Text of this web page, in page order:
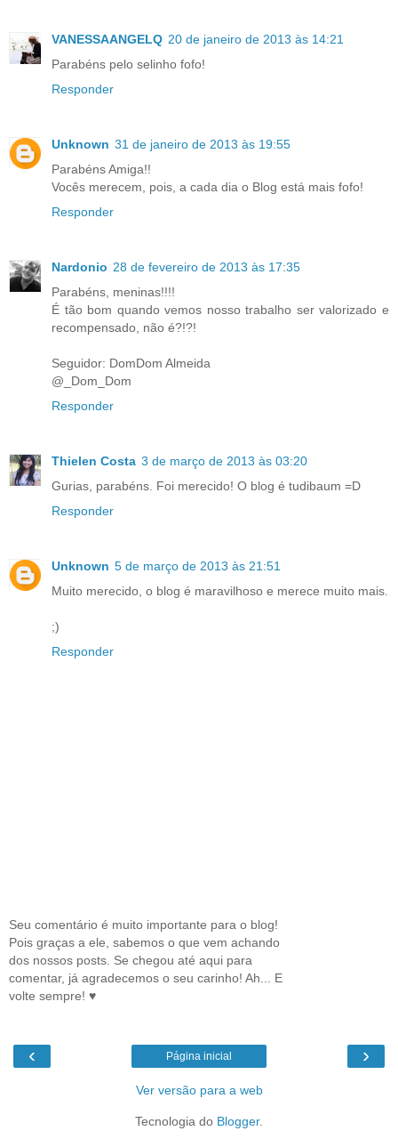
VANESSAANGELQ 20 de janeiro de 2013 às 14:21
Parabéns pelo selinho fofo!
Responder
Unknown 31 de janeiro de 2013 às 19:55
Parabéns Amiga!!
Vocês merecem, pois, a cada dia o Blog está mais fofo!
Responder
Nardonio 28 de fevereiro de 2013 às 17:35
Parabéns, meninas!!!!
É tão bom quando vemos nosso trabalho ser valorizado e
recompensado, não é?!?!
Seguidor: DomDom Almeida
@_Dom_Dom
Responder
Thielen Costa 3 de março de 2013 às 03:20
Gurias, parabéns. Foi merecido! O blog é tudibaum =D
Responder
Unknown 5 de março de 2013 às 21:51
Muito merecido, o blog é maravilhoso e merece muito mais.
;)
Responder
Seu comentário é muito importante para o blog!
Pois graças a ele, sabemos o que vem achando
dos nossos posts. Se chegou até aqui para
comentar, já agradecemos o seu carinho! Ah... E
volte sempre! ♥
‹ ›
Página inicial
Ver versão para a web
Tecnologia do Blogger.